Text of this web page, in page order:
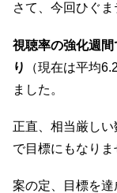
さて、今回ひぐ
視聴率の強化週間
り
（現在は平均
ました。
正直、相当厳し
で目標にもなりま
案の定、目標を